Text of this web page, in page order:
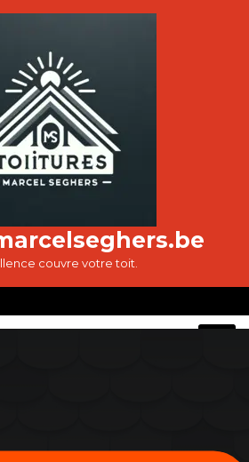
couvre votre toit.